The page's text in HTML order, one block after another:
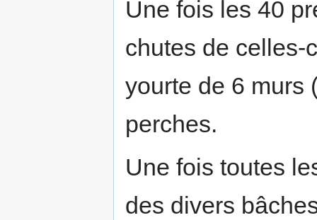
Une fois les 40
chutes de celles-
yourte de 6 murs
perches.
Une fois toutes
des divers